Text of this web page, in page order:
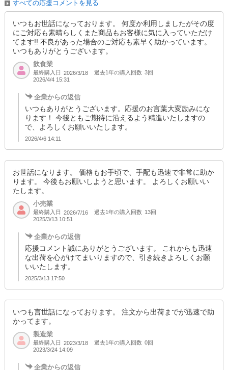
すべての応援コメントを見る
いつもお世話になっております。 何度か利用しましたがその度
にご対応も素晴らしくまた商品もお客様に気に入っていただけ
てます!! 不良があった場合のご対応も素早く助かっています。
いつもありがとうございます。
飲食業
最終購入日 2026/3/18 過去1年の購入回数 3回
2026/4/4 15:31
企業からの返信
いつもありがとうございます。応援のお言葉大変励みにな
ります！ 今後ともご期待に沿えるよう精進いたしますの
で、よろしくお願いいたします。
2026/4/6 14:11
お世話になります。 価格もお手頃で、手配も迅速で非常に助か
ります。 今後もお願いしようと思います。 よろしくお願いい
たします。
小売業
最終購入日 2026/7/16 過去1年の購入回数 13回
2025/3/13 10:51
企業からの返信
応援コメント誠にありがとうございます。 これからも迅速
な出荷を心がけてまいりますので、引き続きよろしくお願
いいたします。
2025/3/13 17:50
いつも言世話になっております。 注文から出荷までが迅速で助
かってます。
製造業
最終購入日 2023/3/18 過去1年の購入回数 0回
2023/3/24 14:09
企業からの返信